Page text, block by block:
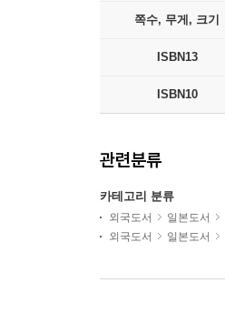
쪽수, 무게, 크기
ISBN13
ISBN10
관련분류
카테고리 분류
외국도서 일본도서
외국도서
일본도서